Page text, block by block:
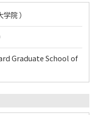
院 ）
Graduate School of